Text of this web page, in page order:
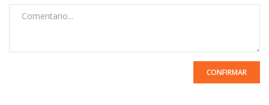
CONFIRMAR